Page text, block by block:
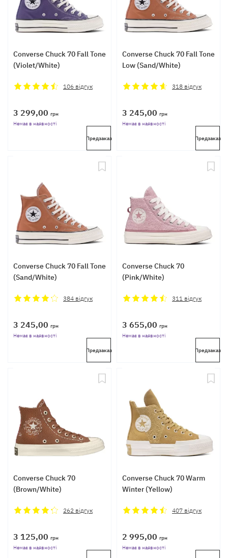
Converse Chuck 70 Fall Tone
(Violet/White)
106 відгук
3 299,00 грн
Немає в наявності
Предзаказ
Converse Chuck 70 Fall Tone
Low (Sand/White)
318 відгук
3 245,00 грн
Немає в наявності
Предзаказ
Converse Chuck 70 Fall Tone
(Sand/White)
384 відгук
3 245,00 грн
Немає в наявності
Предзаказ
Converse Chuck 70
(Pink/White)
311 відгук
3 655,00 грн
Немає в наявності
Предзаказ
Converse Chuck 70
(Brown/White)
262 відгук
3 125,00 грн
Немає в наявності
Converse Chuck 70 Warm
Winter (Yellow)
407 відгук
2 995,00 грн
Немає в наявності